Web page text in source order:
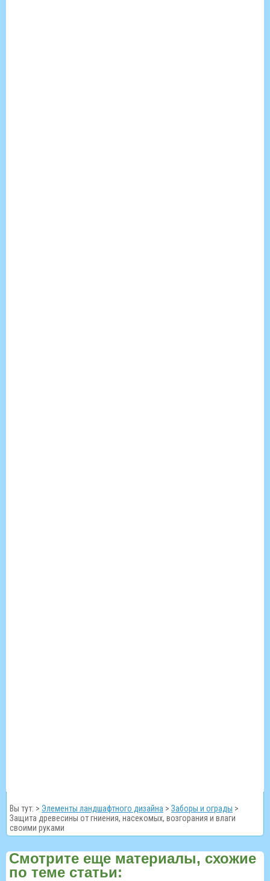
Вы тут: > Элементы ландшафтного дизайна > Заборы и ограды >
Защита древесины от гниения, насекомых, возгорания и влаги
своими руками
Смотрите еще материалы, схожие
по теме статьи: